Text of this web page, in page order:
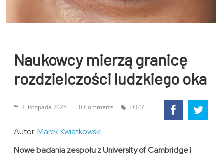
Naukowcy mierzą granicę
rozdzielczości ludzkiego oka
3 listopada 2025 0 Comments TOP7
Autor:Marek Kwiatkowski
Nowe badania zespołu z University of Cambridge i